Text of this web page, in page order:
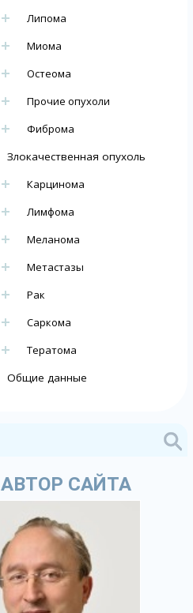
Липома
Миома
Остеома
Прочие опухоли
Фиброма
Злокачественная опухоль
Карцинома
Лимфома
Меланома
Метастазы
Рак
Саркома
Тератома
Общие данные
АВТОР САЙТА